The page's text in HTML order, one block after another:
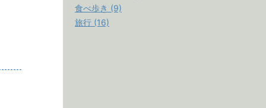
食べ歩き (9)
旅行 (16)